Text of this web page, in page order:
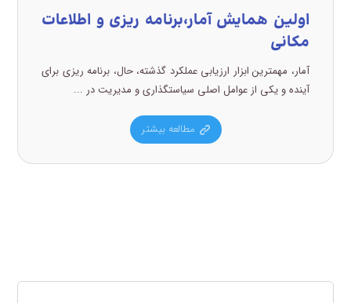
اولین همایش آمار،برنامه ریزی و اطلاعات
مکانی
آمار، مهمترین ابزار ارزیابی عملکرد گذشته، حال، برنامه ریزی برای
آینده و یکی از عوامل اصلی سیاستگذاری و مدیریت در ...
مطالعه بیشتر